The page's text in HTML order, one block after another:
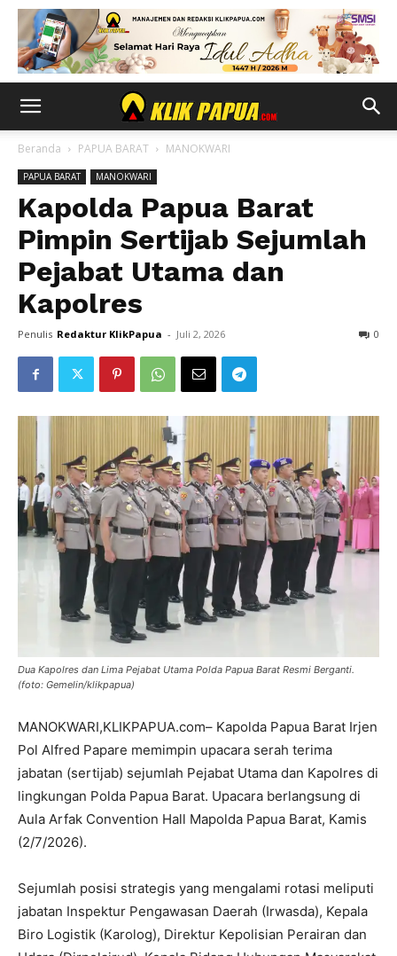
Beranda PAPUA BARAT MANOKWARI
PAPUA BARAT MANOKWARI
Kapolda Papua Barat
Pimpin Sertijab Sejumlah
Pejabat Utama dan
Kapolres
Penulis Redaktur KlikPapua - Juli 2, 2026 0
Dua Kapolres dan Lima Pejabat Utama Polda Papua Barat Resmi Berganti.
(foto: Gemelin/klikpapua)
MANOKWARI,KLIKPAPUA.com– Kapolda Papua Barat Irjen
Pol Alfred Papare memimpin upacara serah terima
jabatan (sertijab) sejumlah Pejabat Utama dan Kapolres di
lingkungan Polda Papua Barat. Upacara berlangsung di
Aula Arfak Convention Hall Mapolda Papua Barat, Kamis
(2/7/2026).
Sejumlah posisi strategis yang mengalami rotasi meliputi
jabatan Inspektur Pengawasan Daerah (Irwasda), Kepala
Biro Logistik (Karolog), Direktur Kepolisian Perairan dan